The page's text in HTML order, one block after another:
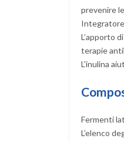
prevenire
L’apporto
terapie
L'inulina
Fermenti
L’elenco